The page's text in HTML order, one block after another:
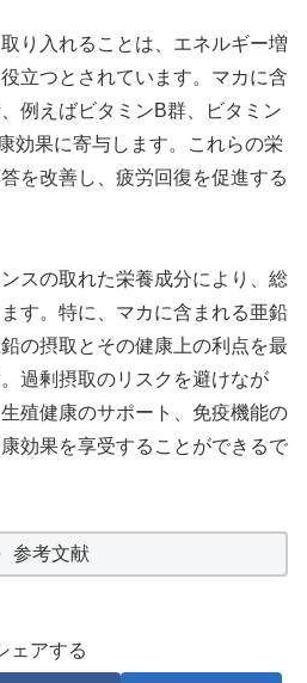
り入れることは、エネルギー増
立つとされています。マカに含
例えばビタミンB群、ビタミン
効果に寄与します。これらの栄
を改善し、疲労回復を促進する
スの取れた栄養成分により、総
す。特に、マカに含まれる亜鉛
の摂取とその健康上の利点を最
過剰摂取のリスクを避けなが
殖健康のサポート、免疫機能の
効果を享受することができるで
参考文献
ェアする